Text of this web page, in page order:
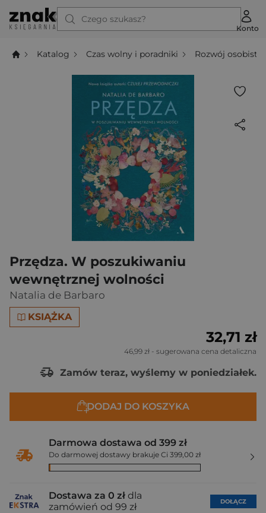
Czego szukasz?
Konto
Katalog Czas wolny i poradniki Rozwój osobisty
Przędza. W poszukiwaniu
wewnętrznej wolności
Natalia de Barbaro
KSIĄŻKA
32,71 zł
46,99 zł - sugerowana cena detaliczna
Zamów teraz, wyślemy w poniedziałek.
DODAJ DO KOSZYKA
Darmowa dostawa od 399 zł
Do darmowej dostawy brakuje Ci 399,00 zł
Dostawa za 0 zł dla
zamówień od 99 zł
DOŁĄCZ